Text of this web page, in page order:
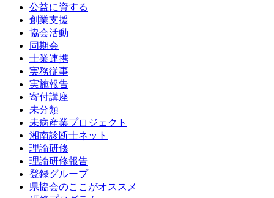
公益に資する
創業支援
協会活動
同期会
士業連携
実務従事
実施報告
寄付講座
未分類
未病産業プロジェクト
湘南診断士ネット
理論研修
理論研修報告
登録グループ
県協会のここがオススメ